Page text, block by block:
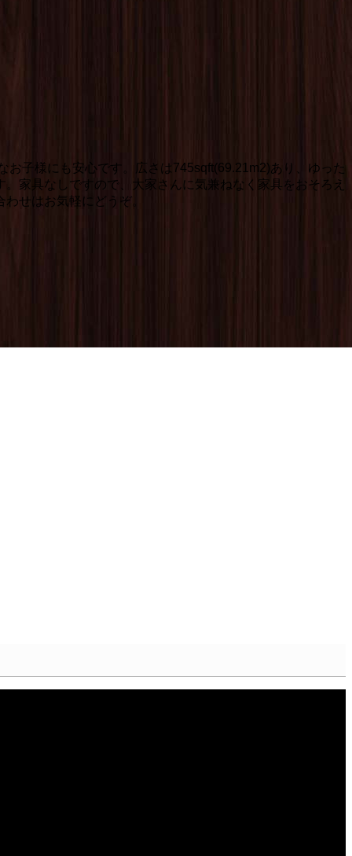
子様にも安心です。広さは745sqft(69.21m2)あり、ゆった
家具なしですので、大家さんに気兼ねなく家具をおそろえ
せはお気軽にどうぞ。